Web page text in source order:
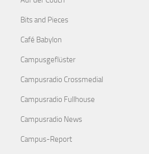
Bits and Pieces
Café Babylon
Campusgeflüster
Campusradio Crossmedial
Campusradio Fullhouse
Campusradio News
Campus-Report